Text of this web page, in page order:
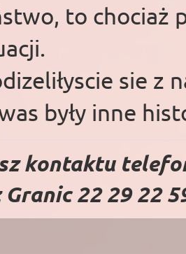
to chociaż
sie z
były inne
kontaktu
22 29 22